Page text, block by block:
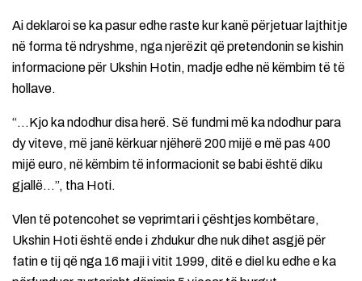
Ai deklaroi se ka pasur edhe raste kur kanë përjetuar lajthitje
në forma të ndryshme, nga njerëzit që pretendonin se kishin
informacione për Ukshin Hotin, madje edhe në këmbim të të
hollave.
“…Kjo ka ndodhur disa herë. Së fundmi më ka ndodhur para
dy viteve, më janë kërkuar njëherë 200 mijë e më pas 400
mijë euro, në këmbim të informacionit se babi është diku
gjallë…”, tha Hoti.
Vlen të potencohet se veprimtari i çështjes kombëtare,
Ukshin Hoti është ende i zhdukur dhe nuk dihet asgjë për
fatin e tij që nga 16 maji i vitit 1999, ditë e diel ku edhe e ka